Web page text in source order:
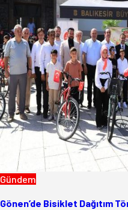
Gündem
Gönen’de Bisiklet Dağıtım